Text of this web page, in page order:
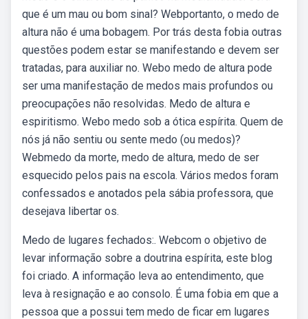
que é um mau ou bom sinal? Webportanto, o medo de
altura não é uma bobagem. Por trás desta fobia outras
questões podem estar se manifestando e devem ser
tratadas, para auxiliar no. Webo medo de altura pode
ser uma manifestação de medos mais profundos ou
preocupações não resolvidas. Medo de altura e
espiritismo. Webo medo sob a ótica espírita. Quem de
nós já não sentiu ou sente medo (ou medos)?
Webmedo da morte, medo de altura, medo de ser
esquecido pelos pais na escola. Vários medos foram
confessados e anotados pela sábia professora, que
desejava libertar os.
Medo de lugares fechados:. Webcom o objetivo de
levar informação sobre a doutrina espírita, este blog
foi criado. A informação leva ao entendimento, que
leva à resignação e ao consolo. É uma fobia em que a
pessoa que a possui tem medo de ficar em lugares